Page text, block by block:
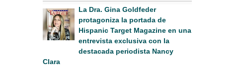
La Dra. Gina Goldfeder
protagoniza la portada de
Hispanic Target Magazine en una
entrevista exclusiva con la
destacada periodista Nancy
Clara